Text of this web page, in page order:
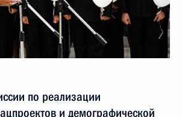
по реализации
и демографической